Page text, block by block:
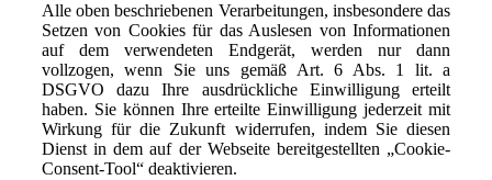
Alle oben beschriebenen Verarbeitungen, insbesondere das
Setzen von Cookies für das Auslesen von Informationen
auf dem verwendeten Endgerät, werden nur dann
vollzogen, wenn Sie uns gemäß Art. 6 Abs. 1 lit. a
DSGVO dazu Ihre ausdrückliche Einwilligung erteilt
haben. Sie können Ihre erteilte Einwilligung jederzeit mit
Wirkung für die Zukunft widerrufen, indem Sie diesen
Dienst in dem auf der Webseite bereitgestellten „Cookie-
Consent-Tool“ deaktivieren.